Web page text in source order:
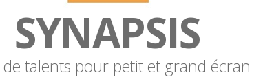
SYNAPSIS
de talents pour petit et grand écran